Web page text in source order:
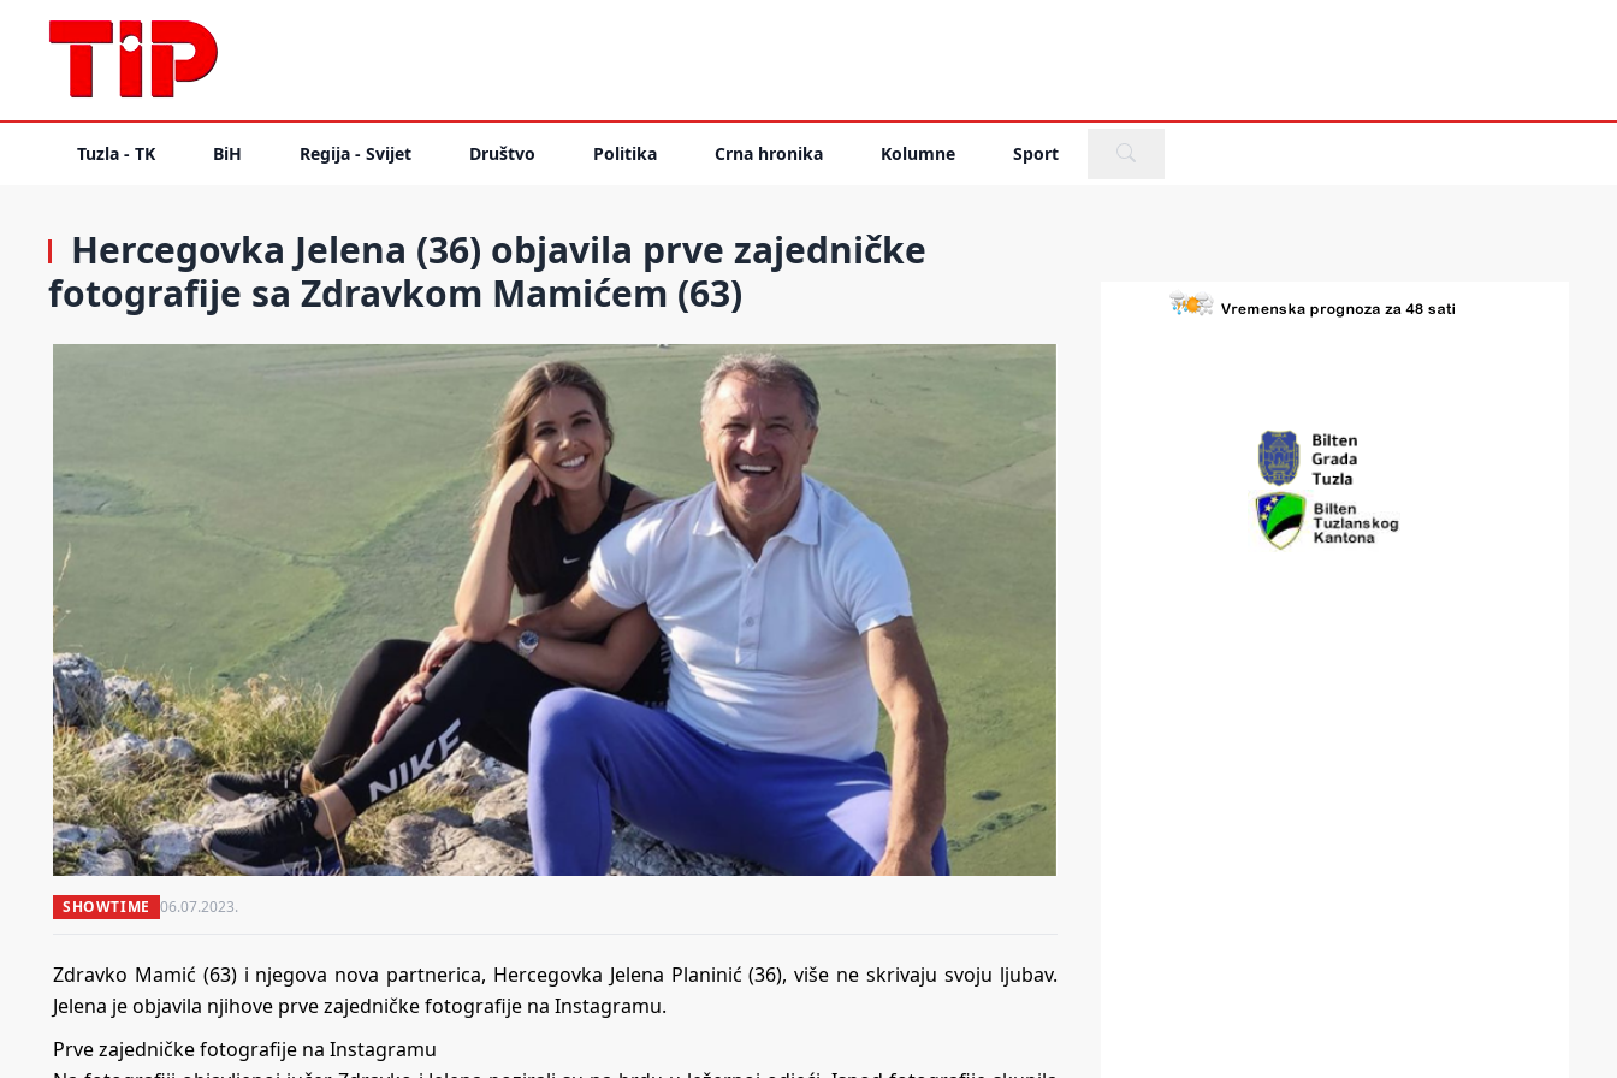
Tuzla - TK BiH Regija - Svijet Društvo Politika Crna hronika Kolumne Sport
Hercegovka Jelena (36) objavila prve zajedničke
fotografije sa Zdravkom Mamićem (63)
SHOWTIME 06.07.2023.
Zdravko Mamić (63) i njegova nova partnerica, Hercegovka Jelena Planinić (36), više ne skrivaju svoju ljubav.
Jelena je objavila njihove prve zajedničke fotografije na Instagramu.
Prve zajedničke fotografije na Instagramu